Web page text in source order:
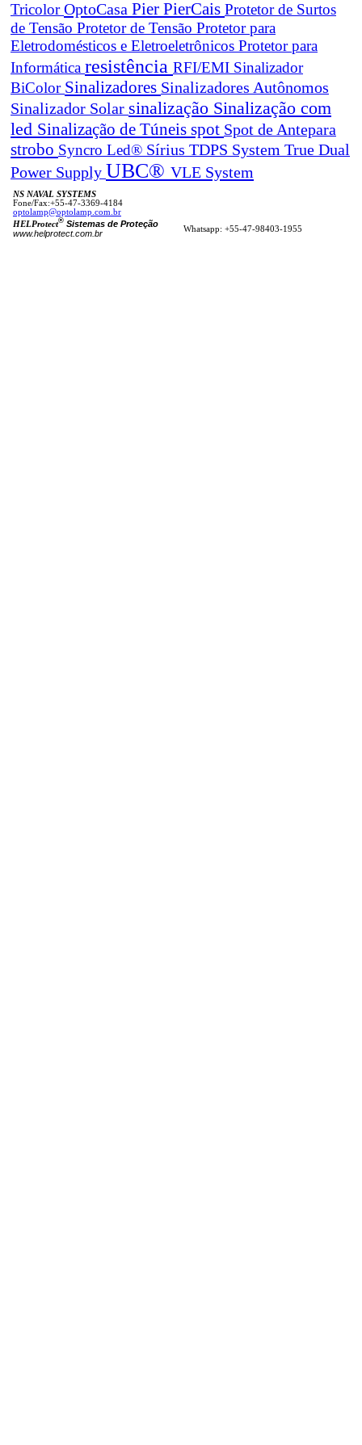
TricolorOptoCasa Pier PierCais Protetor de Surtos
de Tensão Protetor de Tensão Protetor para
Eletrodomésticos e Eletroeletrônicos Protetor para
Informática resistência RFI/EMI Sinalizador
BiColor Sinalizadores Sinalizadores Autônomos
Sinalizador Solar sinalização Sinalização com
led Sinalização de Túneis spot Spot de Antepara
strobo Syncro Led® Sírius TDPS System True Dual
Power Supply UBC® VLE System
NS NAVAL SYSTEMS
Fone/Fax:+55-47-3369-4184
optolamp@optolamp.com.br
HELProtect® Sistemas de Proteção
www.helprotect.com.br
Whatsapp: +55-47-98403-1955